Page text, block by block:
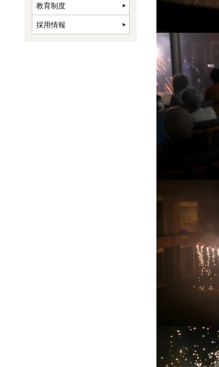
教育制度
採用情報